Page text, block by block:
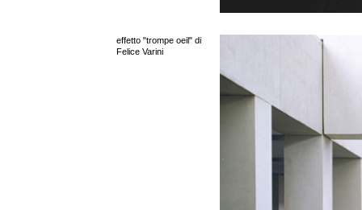
effetto "trompe oeil" di
Felice Varini